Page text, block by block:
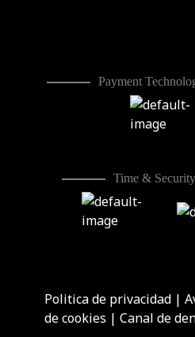
Payment
Time &
Politica de privacidad |
de cookies |Canal de